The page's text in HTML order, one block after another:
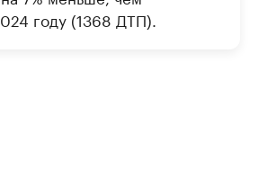
году (1368 ДТП).